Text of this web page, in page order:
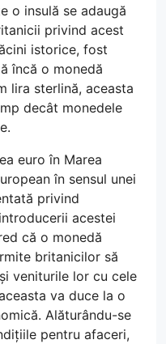
o insulă se adaugă
privind acest
istorice, fost
încă o monedă
lira sterlină, aceasta
decât monedele
euro în Marea
în sensul unei
privind
acestei
că o monedă
britanicilor să
veniturile lor cu cele
va duce la o
Alăturându-se
pentru afaceri,